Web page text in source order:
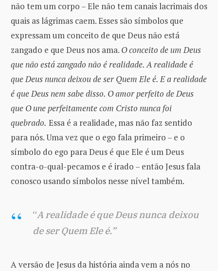
não tem um corpo – Ele não tem canais lacrimais dos
quais as lágrimas caem. Esses são símbolos que
expressam um conceito de que Deus não está
zangado e que Deus nos ama. O conceito de um Deus
que não está zangado não é realidade. A realidade é
que Deus nunca deixou de ser Quem Ele é. E a realidade
é que Deus nem sabe disso. O amor perfeito de Deus
que O une perfeitamente com Cristo nunca foi
quebrado. Essa é a realidade, mas não faz sentido
para nós. Uma vez que o ego fala primeiro – e o
símbolo do ego para Deus é que Ele é um Deus
contra-o-qual-pecamos e é irado – então Jesus fala
conosco usando símbolos nesse nível também.
“A realidade é que Deus nunca deixou
de ser Quem Ele é.”
A versão de Jesus da história ainda vem a nós no